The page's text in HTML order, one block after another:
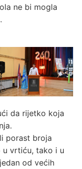
ne bi mogla
da rijetko koja
porast broja
u vrtiću, tako i u
od većih